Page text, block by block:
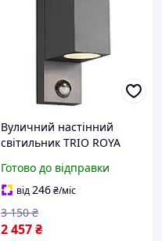
Вуличний настінний
світильник TRIO ROYA
Готово до відправки
від246₴/міс
2 457₴
3 150 ₴